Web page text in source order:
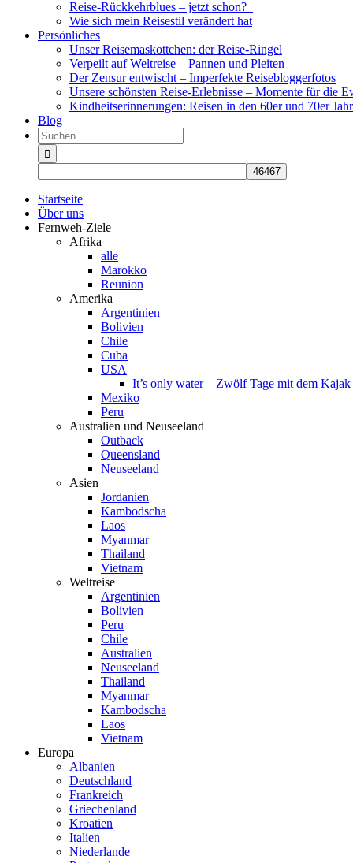
Reise-Rückkehrblues – jetzt schon?
Wie sich mein Reisestil verändert hat
Persönliches
Unser Reisemaskottchen: der Reise-Ringel
Verpeilt auf Weltreise – Pannen und Pleiten
Der Zensur entwischt – Imperfekte Reisebloggerfotos
Unsere schönsten Reise-Erlebnisse – Momente für die
Kindheitserinnerungen: Reisen in den 60er und 70er
Blog
Suche
nach:
Startseite
Über uns
Fernweh-Ziele
Afrika
alle
Marokko
Reunion
Amerika
Argentinien
Bolivien
Chile
Cuba
USA
It’s only water – Zwölf Tage mit dem
Mexiko
Peru
Australien und Neuseeland
Outback
Queensland
Neuseeland
Asien
Jordanien
Kambodscha
Laos
Myanmar
Thailand
Vietnam
Weltreise
Argentinien
Bolivien
Peru
Chile
Australien
Neuseeland
Thailand
Myanmar
Kambodscha
Laos
Vietnam
Europa
Albanien
Deutschland
Frankreich
Griechenland
Kroatien
Italien
Niederlande